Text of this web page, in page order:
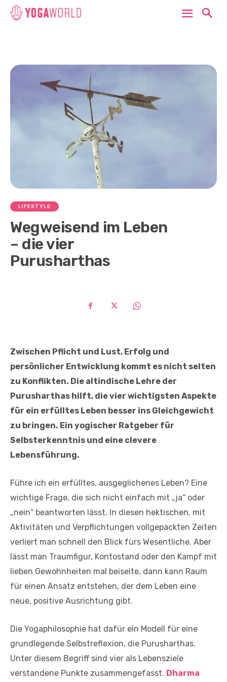
LIFESTYLE
Wegweisend im Leben
– die vier
Purusharthas
Zwischen Pflicht und Lust, Erfolg und
persönlicher Entwicklung kommt es nicht selten
zu Konflikten. Die altindische Lehre der
Purusharthas hilft, die vier wichtigsten Aspekte
für ein erfülltes Leben besser ins Gleichgewicht
zu bringen. Ein yogischer Ratgeber für
Selbsterkenntnis und eine clevere
Lebensführung.
Führe ich ein erfülltes, ausgeglichenes Leben? Eine
wichtige Frage, die sich nicht einfach mit „ja“ oder
„nein“ beantworten lässt. In diesen hektischen, mit
Aktivitäten und Verpflichtungen vollgepackten Zeiten
verliert man schnell den Blick fürs Wesentliche. Aber
lässt man Traumfigur, Kontostand oder den Kampf mit
lieben Gewohnheiten mal beiseite, dann kann Raum
für einen Ansatz entstehen, der dem Leben eine
neue, positive Ausrichtung gibt.
Die Yogaphilosophie hat dafür ein Modell für eine
grundlegende Selbstreflexion, die Purusharthas.
Unter diesem Begriff sind vier als Lebensziele
verstandene Punkte zusammengefasst. Dharma